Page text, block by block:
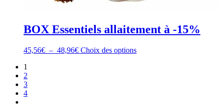
BOX Essentiels allaitement à -15%
45,56€ – 48,96€Plage
Choix des optionsCe
1
2
3
4